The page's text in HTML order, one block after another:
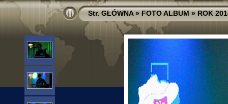
Str. GŁÓWNA»FOTO ALBUM»ROK